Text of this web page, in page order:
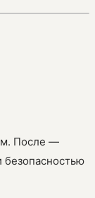
После —
безопасностью